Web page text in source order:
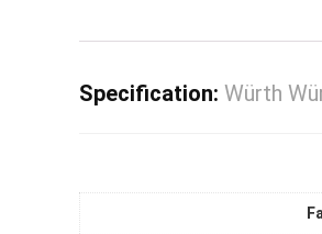
Specification: Würth